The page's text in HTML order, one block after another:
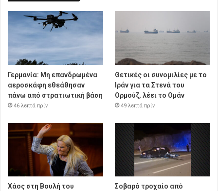
Γερμανία: Μη επανδρωμένα
αεροσκάφη εθεάθησαν
πάνω από στρατιωτική βάση
46 λεπτά πρίν
Θετικές οι συνομιλίες με το
Ιράν για τα Στενά του
Ορμούζ, λέει το Ομάν
49 λεπτά πρίν
Χάος στη Βουλή του
Σοβαρό τροχαίο από